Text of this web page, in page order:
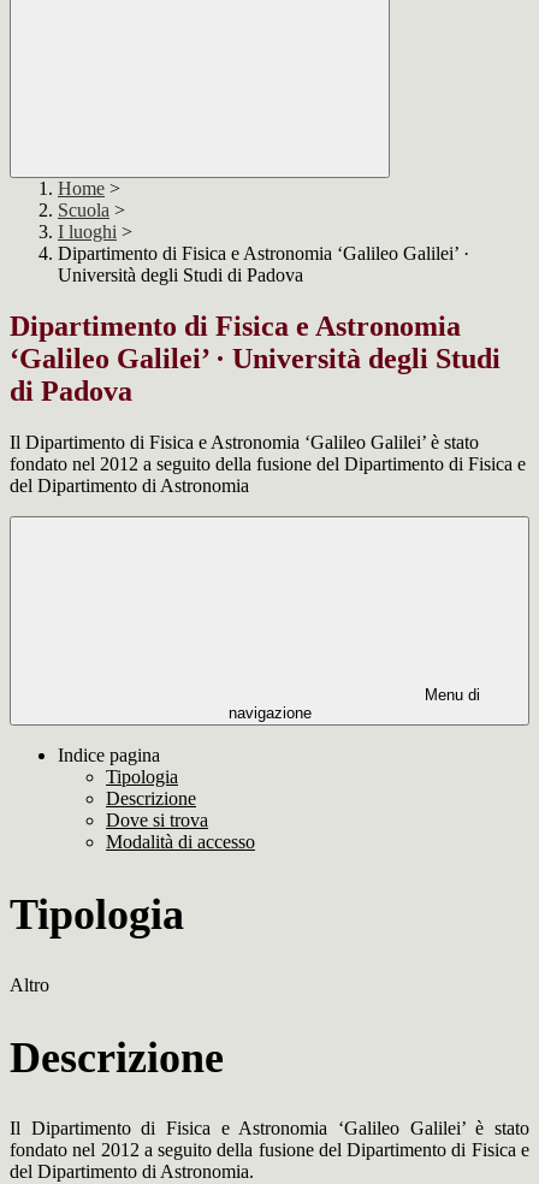
Home >
Scuola >
I luoghi >
Dipartimento di Fisica e Astronomia ‘Galileo Galilei’ ·
Università degli Studi di Padova
Dipartimento di Fisica e Astronomia
‘Galileo Galilei’ · Università degli Studi
di Padova
Il Dipartimento di Fisica e Astronomia ‘Galileo Galilei’ è stato
fondato nel 2012 a seguito della fusione del Dipartimento di Fisica e
del Dipartimento di Astronomia
Menu di
navigazione
Indice pagina
Tipologia
Descrizione
Dove si trova
Modalità di accesso
Tipologia
Altro
Descrizione
Il Dipartimento di Fisica e Astronomia ‘Galileo Galilei’ è stato
fondato nel 2012 a seguito della fusione del Dipartimento di Fisica e
del Dipartimento di Astronomia.